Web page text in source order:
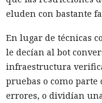
12:16 / 09.08.2026
Por $3.000 al mes,
plataforma "llave en
eluden con bastante
En lugar de técnicas
le decían al bot
infraestructura
pruebas o como
errores, o dividían